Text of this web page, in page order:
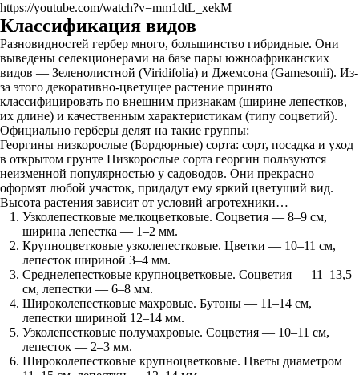
https://youtube.com/watch?v=mm1dtL_xekM
Классификация видов
Разновидностей гербер много, большинство гибридные. Они
выведены селекционерами на базе пары южноафриканских
видов — Зеленолистной (Viridifolia) и Джемсона (Gamesonii). Из-
за этого декоративно-цветущее растение принято
классифицировать по внешним признакам (ширине лепестков,
их длине) и качественным характеристикам (типу соцветий).
Официально герберы делят на такие группы:
Георгины низкорослые (Бордюрные) сорта: сорт, посадка и уход
в открытом грунте Низкорослые сорта георгин пользуются
неизменной популярностью у садоводов. Они прекрасно
оформят любой участок, придадут ему яркий цветущий вид.
Высота растения зависит от условий агротехники…
Узколепестковые мелкоцветковые. Соцветия — 8–9 см,
ширина лепестка — 1–2 мм.
Крупноцветковые узколепестковые. Цветки — 10–11 см,
лепесток шириной 3–4 мм.
Среднелепестковые крупноцветковые. Соцветия — 11–13,5
см, лепестки — 6–8 мм.
Широколепестковые махровые. Бутоны — 11–14 см,
лепестки шириной 12–14 мм.
Узколепестковые полумахровые. Соцветия — 10–11 см,
лепесток — 2–3 мм.
Широколепестковые крупноцветковые. Цветы диаметром